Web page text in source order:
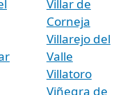
Villar de
Corneja
Villarejo del
Valle
Villatoro
Viñegra de